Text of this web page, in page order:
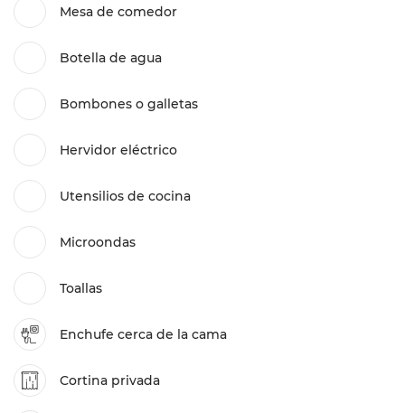
Mesa de comedor
Botella de agua
Bombones o galletas
Hervidor eléctrico
Utensilios de cocina
Microondas
Toallas
Enchufe cerca de la cama
Cortina privada